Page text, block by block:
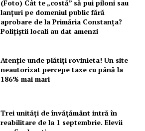
(Foto) Cât te „costă” să pui piloni sau
lanțuri pe domeniul public fără
aprobare de la Primăria Constanța?
Polițiștii locali au dat amenzi
Atenție unde plătiți rovinieta! Un site
neautorizat percepe taxe cu până la
186% mai mari
Trei unități de învățământ intră în
reabilitare de la 1 septembrie. Elevii